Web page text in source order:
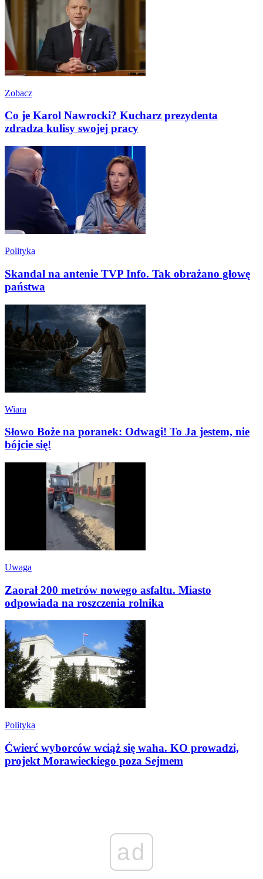
Zobacz
Co je Karol Nawrocki? Kucharz prezydenta
zdradza kulisy swojej pracy
Polityka
Skandal na antenie TVP Info. Tak obrażano głowę
państwa
Wiara
Słowo Boże na poranek: Odwagi! To Ja jestem, nie
bójcie się!
Uwaga
Zaorał 200 metrów nowego asfaltu. Miasto
odpowiada na roszczenia rolnika
Polityka
Ćwierć wyborców wciąż się waha. KO prowadzi,
projekt Morawieckiego poza Sejmem
ad